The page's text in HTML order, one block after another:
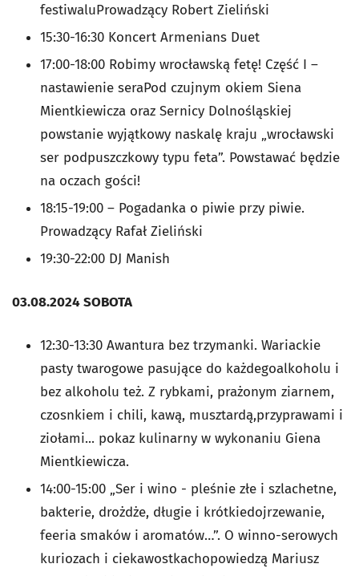
festiwaluProwadzący Robert Zieliński
15:30-16:30 Koncert Armenians Duet
17:00-18:00 Robimy wrocławską fetę! Część I –
nastawienie seraPod czujnym okiem Siena
Mientkiewicza oraz Sernicy Dolnośląskiej
powstanie wyjątkowy naskalę kraju „wrocławski
ser podpuszczkowy typu feta”. Powstawać będzie
na oczach gości!
18:15-19:00 – Pogadanka o piwie przy piwie.
Prowadzący Rafał Zieliński
19:30-22:00 DJ Manish
03.08.2024 SOBOTA
12:30-13:30 Awantura bez trzymanki. Wariackie
pasty twarogowe pasujące do każdegoalkoholu i
bez alkoholu też. Z rybkami, prażonym ziarnem,
czosnkiem i chili, kawą, musztardą,przyprawami i
ziołami... pokaz kulinarny w wykonaniu Giena
Mientkiewicza.
14:00-15:00 „Ser i wino - pleśnie złe i szlachetne,
bakterie, drożdże, długie i krótkiedojrzewanie,
feeria smaków i aromatów…”. O winno-serowych
kuriozach i ciekawostkachopowiedzą Mariusz